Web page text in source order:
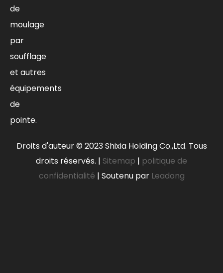
de
moulage
par
soufflage
et autres
équipements
de
pointe.
Droits d'auteur © 2023Shixia Holding Co.,Ltd. Tous
droits réservés. | Sitemap | politique de
confidentialité | Soutenu par Leadong